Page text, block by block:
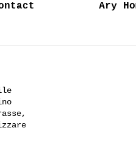
Ary